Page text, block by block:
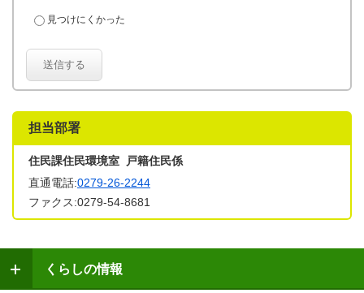
見つけにくかった
送信する
担当部署
住民課住民環境室 戸籍住民係
直通電話:0279-26-2244
ファクス:0279-54-8681
くらしの情報